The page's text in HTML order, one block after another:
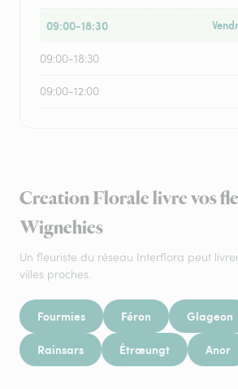
09:00-18:30
09:00-18:30
09:00-12:00
Creation Florale livre vos
Wignehies
Un fleuriste du réseau Interflora peut
villes proches.
Fourmies Féron Glageon
Rainsars Étrœungt Anor